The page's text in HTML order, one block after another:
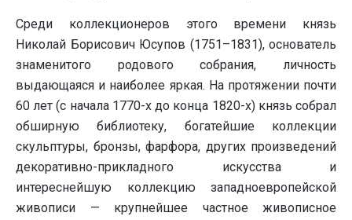
Среди коллекционеров этого времени князь
Николай Борисович Юсупов (1751–1831), основатель
знаменитого родового собрания, личность
выдающаяся и наиболее яркая. На протяжении почти
60 лет (с начала 1770-х до конца 1820-х) князь собрал
обширную библиотеку, богатейшие коллекции
скульптуры, бронзы, фарфора, других произведений
декоративно-прикладного искусства и
интереснейшую коллекцию западноевропейской
живописи — крупнейшее частное живописное